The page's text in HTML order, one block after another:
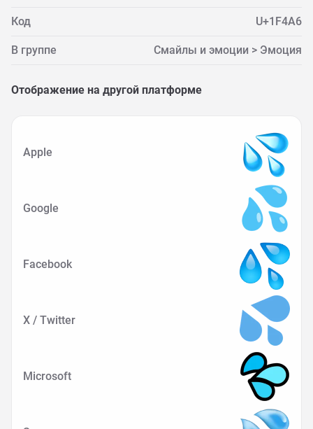
Код U+1F4A6
В группе Смайлы и эмоции > Эмоция
Отображение на другой платформе
Apple
Google
Facebook
X / Twitter
Microsoft